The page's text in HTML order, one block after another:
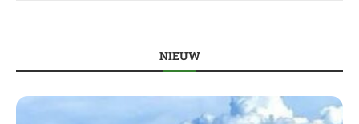
NIEUW